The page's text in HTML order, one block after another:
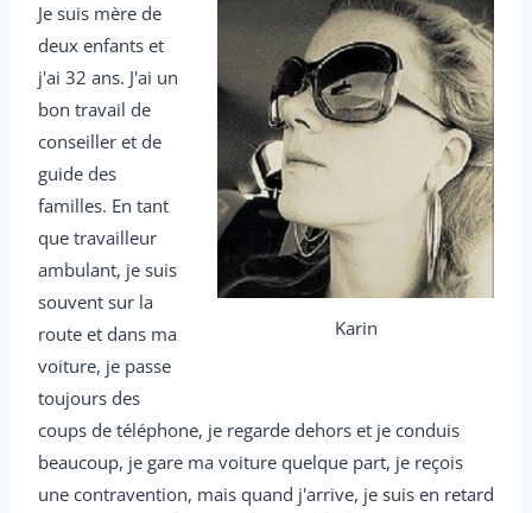
Karin
Je suis mère de
deux enfants et
j'ai 32 ans. J'ai un
bon travail de
conseiller et de
guide des
familles. En tant
que travailleur
ambulant, je suis
souvent sur la
route et dans ma
voiture, je passe
toujours des
coups de téléphone, je regarde dehors et je conduis
beaucoup, je gare ma voiture quelque part, je reçois
une contravention, mais quand j'arrive, je suis en retard